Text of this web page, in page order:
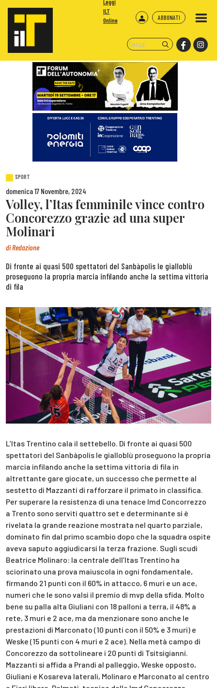
ABBONATI
Leggi
ILT
Online
SPORT
domenica 17 Novembre, 2024
Volley, l’Itas femminile vince contro
Concorezzo grazie ad una super
Molinari
diRedazione
Di fronte ai quasi 500 spettatori del Sanbàpolis le gialloblù
proseguono la propria marcia infilando anche la settima vittoria
di fila
L’Itas Trentino cala il settebello. Di fronte ai quasi 500
spettatori del Sanbàpolis le gialloblù proseguono la propria
marcia infilando anche la settima vittoria di fila in
altrettante gare giocate, un successo che permette al
sestetto di Mazzanti di rafforzare il primato in classifica.
Per superare la resistenza di una tenace Imd Concorrezzo
a Trento sono serviti quattro set e determinante si è
rivelata la grande reazione mostrata nel quarto parziale,
dominato fin dal primo scambio dopo che la squadra ospite
aveva saputo aggiudicarsi la terza frazione. Sugli scudi
Beatrice Molinaro: la centrale dell’Itas Trentino ha
sciorinato una prova maiuscola in ogni fondamentale,
firmando 21 punti con il 60% in attacco, 6 muri e un ace,
numeri che le sono valsi il premio di mvp della sfida. Molto
bene su palla alta Giuliani con 18 palloni a terra, il 48% a
rete, 3 muri e 2 ace, ma da menzionare sono anche le
prestazioni di Marconato (10 punti con il 50% e 3 muri) e
Weske (15 punti con 4 muri e 2 ace). Nella metà campo di
Concorezzo da sottolineare i 20 punti di Tsitsigianni.
Mazzanti si affida a Prandi al palleggio, Weske opposto,
Giuliani e Kosareva laterali, Molinaro e Marconato al centro